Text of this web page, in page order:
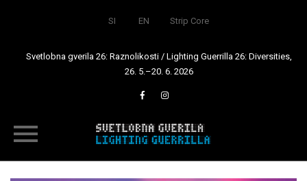
SI EN Strip Core
Svetlobna gverila 26: Raznolikosti / Lighting Guerrilla 26: Diversities,
26. 5.–20. 6. 2026